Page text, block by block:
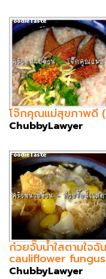
โจ๊กคุณแม่สุขภาพดี
ChubbyLawyer
ก๋วยจั๊บน้ำใสตามใจ
cauliflower
ChubbyLawyer